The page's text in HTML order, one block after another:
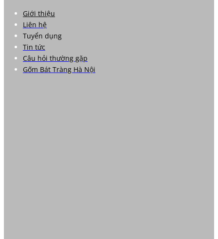
Giới thiệu
Liên hệ
Tuyển dụng
Tin tức
Câu hỏi thường gặp
Gốm Bát Tràng Hà Nội